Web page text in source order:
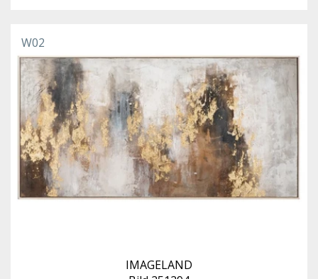
W02
IMAGELAND